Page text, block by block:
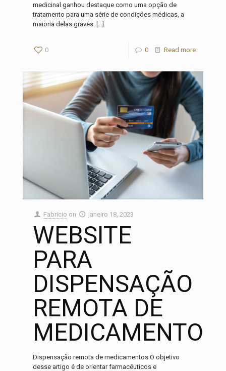
medicinal ganhou destaque como uma opção de
tratamento para uma série de condições médicas, a
maioria delas graves. […]
0 0 Read more
Fabricio on janeiro 18, 2023
WEBSITE
PARA
DISPENSAÇÃO
REMOTA DE
MEDICAMENTOS
Dispensação remota de medicamentos O objetivo
desse artigo é de orientar farmacêuticos e